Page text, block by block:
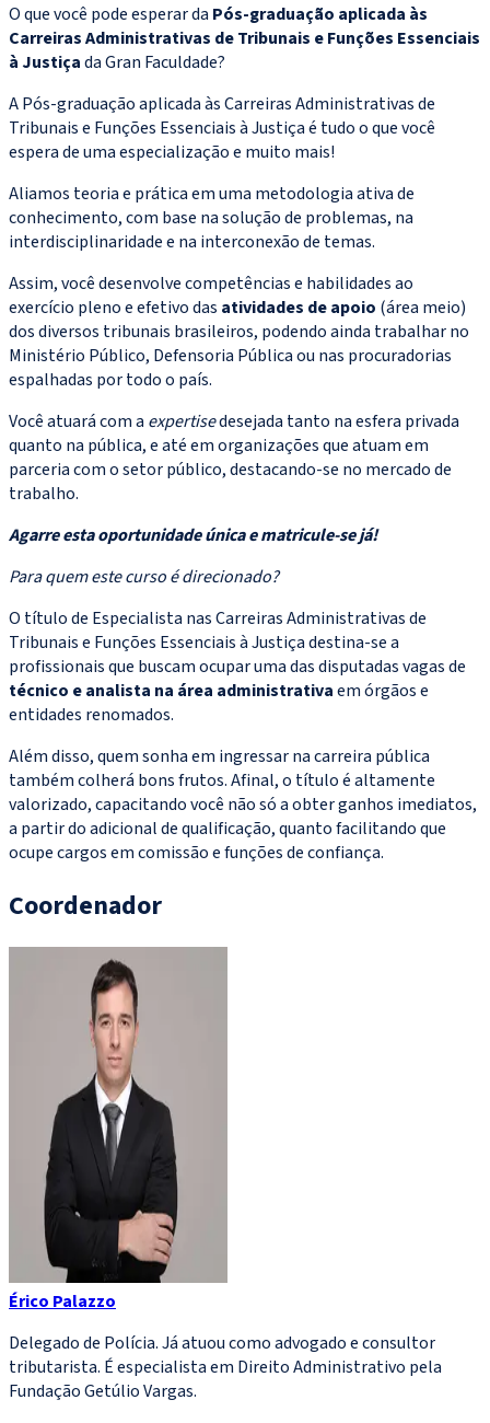
O que você pode esperar da Pós-graduação aplicada às
Carreiras Administrativas de Tribunais e Funções Essenciais
à Justiçada Gran Faculdade?
A Pós-graduação aplicada às Carreiras Administrativas de
Tribunais e Funções Essenciais à Justiça é tudo o que você
espera de uma especialização e muito mais!
Aliamos teoria e prática em uma metodologia ativa de
conhecimento, com base na solução de problemas, na
interdisciplinaridade e na interconexão de temas.
Assim, você desenvolve competências e habilidades ao
exercício pleno e efetivo das atividades de apoio (área meio)
dos diversos tribunais brasileiros, podendo ainda trabalhar no
Ministério Público, Defensoria Pública ou nas procuradorias
espalhadas por todo o país.
Você atuará com a expertisedesejada tanto na esfera privada
quanto na pública, e até em organizações que atuam em
parceria com o setor público, destacando-se no mercado de
trabalho.
Agarre esta oportunidade única e matricule-se já!
Para quem este curso é direcionado?
O título de Especialista nas Carreiras Administrativas de
Tribunais e Funções Essenciais à Justiça destina-se a
profissionais que buscam ocupar uma das disputadas vagas de
técnico e analista na área administrativaem órgãos e
entidades renomados.
Além disso, quem sonha em ingressar na carreira pública
também colherá bons frutos. Afinal, o título é altamente
valorizado, capacitando você não só a obter ganhos imediatos,
a partir do adicional de qualificação, quanto facilitando que
ocupe cargos em comissão e funções de confiança.
Coordenador
Érico Palazzo
Delegado de Polícia. Já atuou como advogado e consultor
tributarista. É especialista em Direito Administrativo pela
Fundação Getúlio Vargas.